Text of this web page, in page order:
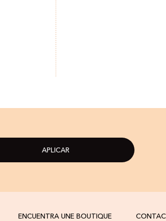
APLICAR
ENCUENTRA UNE BOUTIQUE